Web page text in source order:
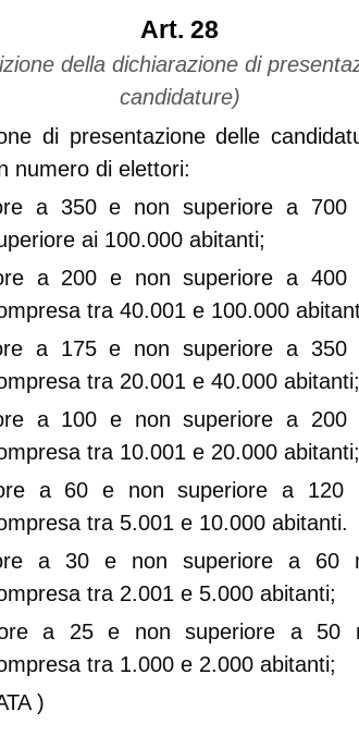
Art. 28
della dichiarazione di
candidature)
di presentazione delle
numero di elettori:
a 350 e non superiore a 700
ai 100.000 abitanti;
a 200 e non superiore a 400
tra 40.001 e 100.000
a 175 e non superiore a 350
tra 20.001 e 40.000 abitanti;
a 100 e non superiore a 200
tra 10.001 e 20.000 abitanti;
a 60 e non superiore a 120
tra 5.001 e 10.000 abitanti.
a 30 e non superiore a 60
tra 2.001 e 5.000 abitanti;
a 25 e non superiore a 50
tra 1.000 e 2.000 abitanti;
)